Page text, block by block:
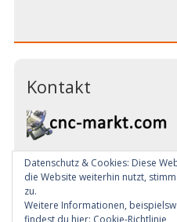
Kontakt
Email:info@cnc-markt.com
Tel: +49 (0) 7181 993344
Datenschutz & Cookies: Diese
die Website weiterhin nutzt,
zu.
Weitere Informationen,
findest du hier: Cookie-Richtlinie